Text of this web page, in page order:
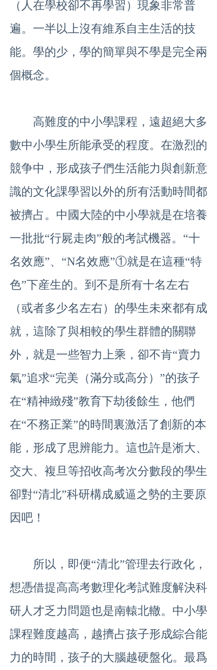
（人在學校卻不再學習）現象非常普
遍。一半以上沒有維系自主生活的技
能。學的少，學的簡單與不學是完全兩
個概念。
高難度的中小學課程，遠超絕大多
數中小學生所能承受的程度。在激烈的
競争中，形成孩子們生活能力與創新意
識的文化課學習以外的所有活動時間都
被擠占。中國大陸的中小學就是在培養
一批批“行屍走肉”般的考試機器。“十
名效應”、“N名效應”①就是在這種“特
色”下産生的。到不是所有十名左右
（或者多少名左右）的學生未來都有成
就，這除了與相較的學生群體的關聯
外，就是一些智力上乘，卻不肯“賣力
氣”追求“完美（滿分或高分）”的孩子
在“精神緻殘”教育下劫後餘生，他們
在“不務正業”的時間裏激活了創新的本
能，形成了思辨能力。這也許是淅大、
交大、複旦等招收高考次分數段的學生
卻對“清北”科研構成威逼之勢的主要原
因吧！
所以，即便“清北”管理去行政化，
想憑借提高高考數理化考試難度解決科
研人才乏力問題也是南轅北轍。中小學
課程難度越高，越擠占孩子形成綜合能
力的時間，孩子的大腦越硬盤化。最爲